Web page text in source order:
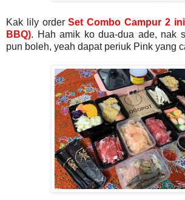
Kak lily orderSet Combo Campur 2
BBQ). Hah amik ko dua-dua ade, nak
pun boleh, yeah dapat periuk Pink yang